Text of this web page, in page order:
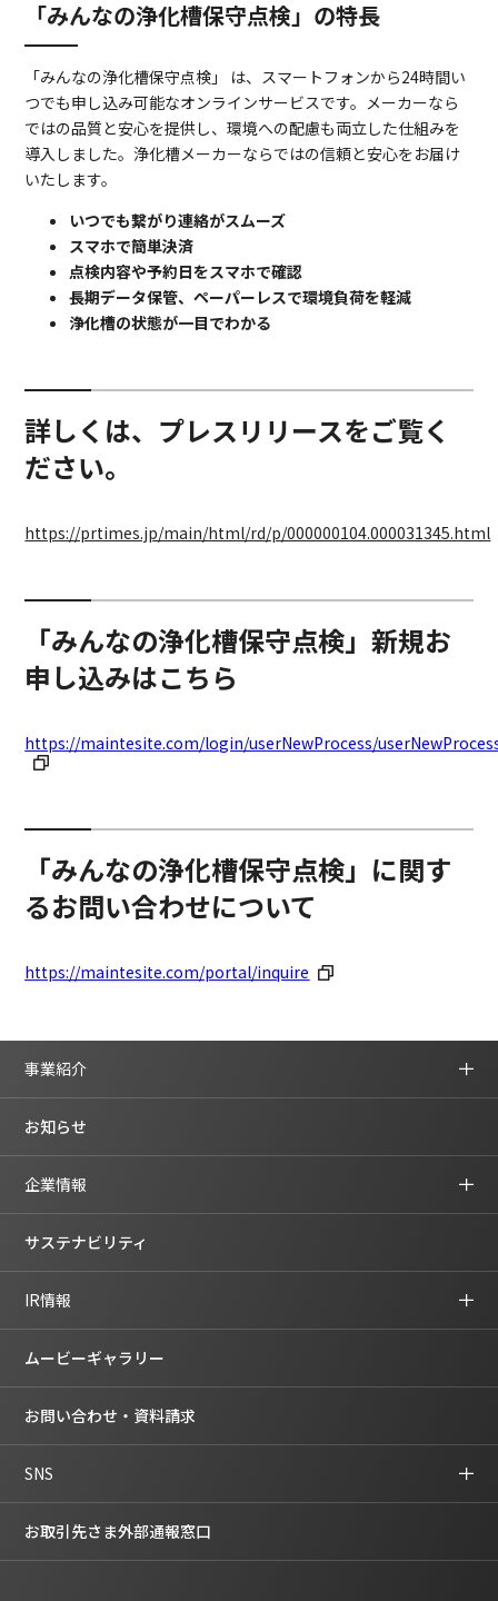
「みんなの浄化槽保守点検」の特長
「みんなの浄化槽保守点検」 は、スマートフォンから24時間い
つでも申し込み可能なオンラインサービスです。メーカーなら
ではの品質と安心を提供し、環境への配慮も両立した仕組みを
導入しました。浄化槽メーカーならではの信頼と安心をお届け
いたします。
いつでも繋がり連絡がスムーズ
スマホで簡単決済
点検内容や予約日をスマホで確認
長期データ保管、ペーパーレスで環境負荷を軽減
浄化槽の状態が一目でわかる
詳しくは、プレスリリースをご覧く
ださい。
https://prtimes.jp/main/html/rd/p/000000104.000031345.html
「みんなの浄化槽保守点検」新規お
申し込みはこちら
https://maintesite.com/login/userNewProcess/
「みんなの浄化槽保守点検」に関す
るお問い合わせについて
https://maintesite.com/portal/inquire
事業紹介
お知らせ
企業情報
サステナビリティ
IR情報
ムービーギャラリー
お問い合わせ・資料請求
SNS
お取引先さま外部通報窓口